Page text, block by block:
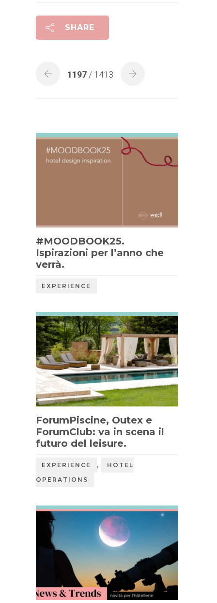
SHARE
1197 / 1413
#MOODBOOK25.
Ispirazioni per l’anno che
verrà.
EXPERIENCE
ForumPiscine, Outex e
ForumClub: va in scena il
futuro del leisure.
EXPERIENCE ,
HOTEL
OPERATIONS